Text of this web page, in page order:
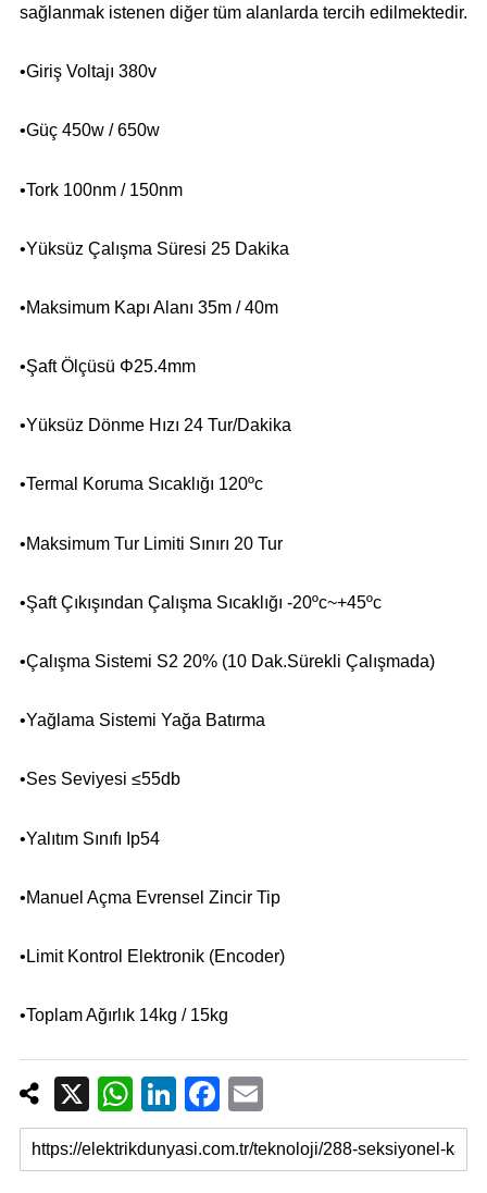
sağlanmak istenen diğer tüm alanlarda tercih edilmektedir.
•Giriş Voltajı 380v
•Güç 450w / 650w
•Tork 100nm / 150nm
•Yüksüz Çalışma Süresi 25 Dakika
•Maksimum Kapı Alanı 35m / 40m
•Şaft Ölçüsü Φ25.4mm
•Yüksüz Dönme Hızı 24 Tur/Dakika
•Termal Koruma Sıcaklığı 120ºc
•Maksimum Tur Limiti Sınırı 20 Tur
•Şaft Çıkışından Çalışma Sıcaklığı -20ºc~+45ºc
•Çalışma Sistemi S2 20% (10 Dak.Sürekli Çalışmada)
•Yağlama Sistemi Yağa Batırma
•Ses Seviyesi ≤55db
•Yalıtım Sınıfı Ip54
•Manuel Açma Evrensel Zincir Tip
•Limit Kontrol Elektronik (Encoder)
•Toplam Ağırlık 14kg / 15kg
X
W
h
at
Li
n
k
F
a
c
m
ail